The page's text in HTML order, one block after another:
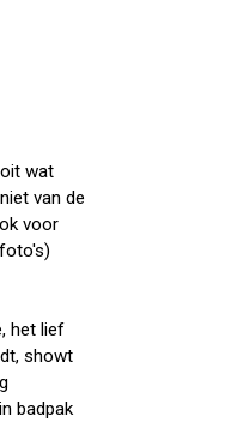
wat
van de
voor
het lief
showt
badpak